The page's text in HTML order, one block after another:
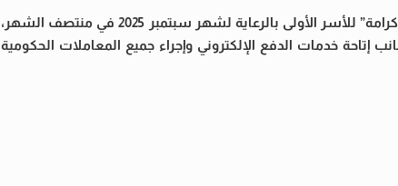
على جانب آخر، تستعد وزارة التضامن الاجتماعي لبدء صرف الدعم النقدي “تكافل وكرامة” للأسر الأولى بالرعاية لشهر سبتمبر 2025 في منتصف الشهر،
إتاحة خدمات الدفع الإلكتروني وإجراء جميع المعاملات الحكومية